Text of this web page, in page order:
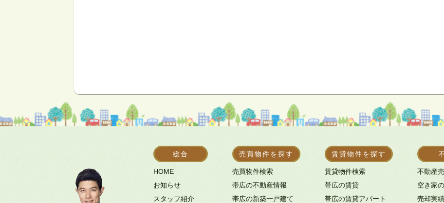
総合
HOME
お知らせ
スタッフ紹介
売買物件を探す
売買物件検索
帯広の不動産情報
帯広の新築一戸建て
賃貸物件を探す
賃貸物件検索
帯広の賃貸
帯広の賃貸アパート
不動産
空き家
売却実